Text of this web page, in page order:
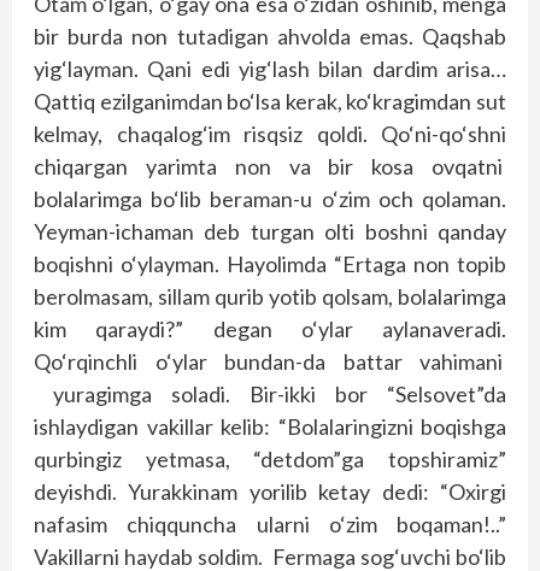
bir burda non tutadigan ahvolda emas. Qaqshab
yig‘layman. Qani edi yig‘lash bilan dardim arisa…
Qattiq ezilganimdan bo‘lsa kerak, ko‘kragimdan sut
kelmay, chaqalog‘im risqsiz qoldi. Qo‘ni-qo‘shni
chiqargan yarimta non va bir kosa ovqatni
bolalarimga bo‘lib beraman-u o‘zim och qolaman.
Yeyman-ichaman deb turgan olti boshni qanday
boqishni o‘ylayman. Hayolimda “Ertaga non topib
berolmasam, sillam qurib yotib qolsam, bolalarimga
kim qaraydi?” degan o‘ylar aylanaveradi.
Qo‘rqinchli o‘ylar bundan-da battar vahimani
yuragimga soladi. Bir-ikki bor “Selsovet”da
ishlaydigan vakillar kelib: “Bolalaringizni boqishga
qurbingiz yetmasa, “detdom”ga topshiramiz”
deyishdi. Yurakkinam yorilib ketay dedi: “Oxirgi
nafasim chiqquncha ularni o‘zim boqaman!..”
Vakillarni haydab soldim. Fermaga sog‘uvchi bo‘lib